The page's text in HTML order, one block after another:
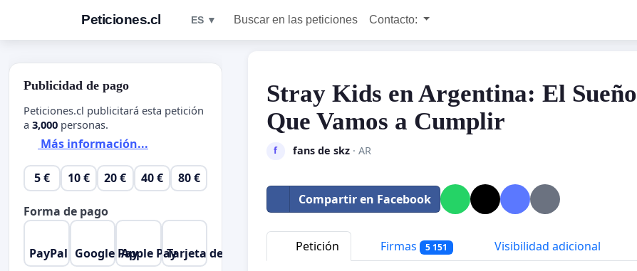
Peticiones.cl ES ▼ Buscar en las peticiones Contacto:
Stray Kids en Argentina: El Sueño
Que Vamos a Cumplir
f fans de skz· AR
Compartir en Facebook
Petición Firmas 5 151 Visibilidad adicional
Publicidad de pago
Peticiones.cl publicitará esta petición
a 3,000 personas.
Más información...
5 € 10 € 20 € 40 € 80 €
Forma de pago
PayPal Google PayApple PayTarjeta de crédito